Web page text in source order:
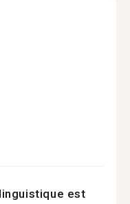
est